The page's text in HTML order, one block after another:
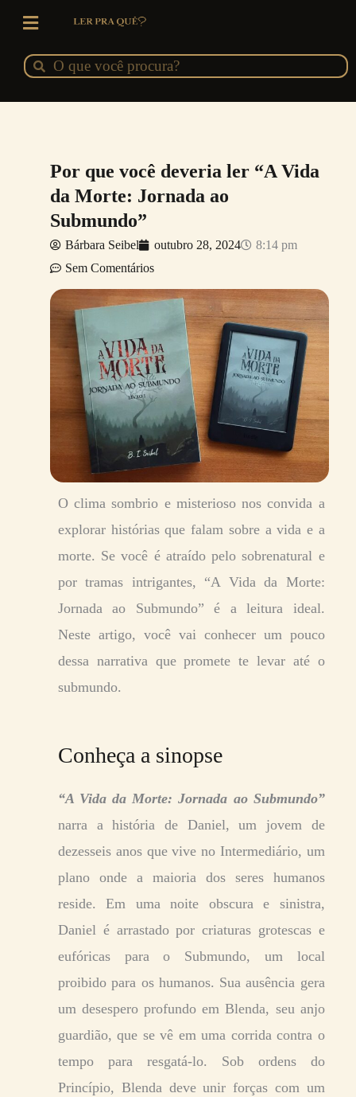
conteúdo
Pesquisar
Pesquisar
Por que você deveria ler “A Vida
da Morte: Jornada ao
Submundo”
Bárbara Seibel outubro 28, 2024
8:14 pm
Sem Comentários
O clima sombrio e misterioso nos convida a
explorar histórias que falam sobre a vida e a
morte. Se você é atraído pelo sobrenatural e
por tramas intrigantes, “A Vida da Morte:
Jornada ao Submundo” é a leitura ideal.
Neste artigo, você vai conhecer um pouco
dessa narrativa que promete te levar até o
submundo.
Conheça a sinopse
“A Vida da Morte: Jornada ao Submundo”
narra a história de Daniel, um jovem de
dezesseis anos que vive no Intermediário, um
plano onde a maioria dos seres humanos
reside. Em uma noite obscura e sinistra,
Daniel é arrastado por criaturas grotescas e
eufóricas para o Submundo, um local
proibido para os humanos. Sua ausência gera
um desespero profundo em Blenda, seu anjo
guardião, que se vê em uma corrida contra o
tempo para resgatá-lo. Sob ordens do
Princípio, Blenda deve unir forças com um